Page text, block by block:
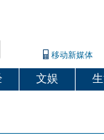
移动新媒体
文娱